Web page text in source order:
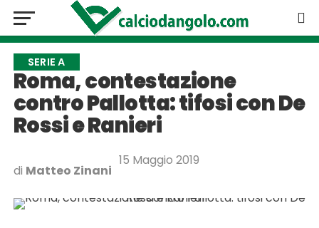
SERIE A
Roma, contestazione
contro Pallotta: tifosi con De
Rossi e Ranieri
di Matteo Zinani
15 Maggio 2019